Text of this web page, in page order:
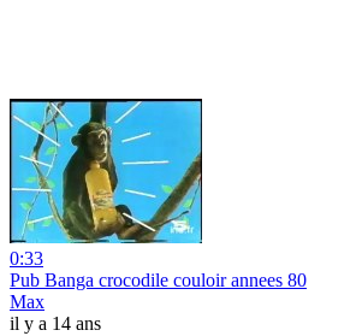
0:33
Pub Banga crocodile couloir annees 80
Max
il y a 14 ans